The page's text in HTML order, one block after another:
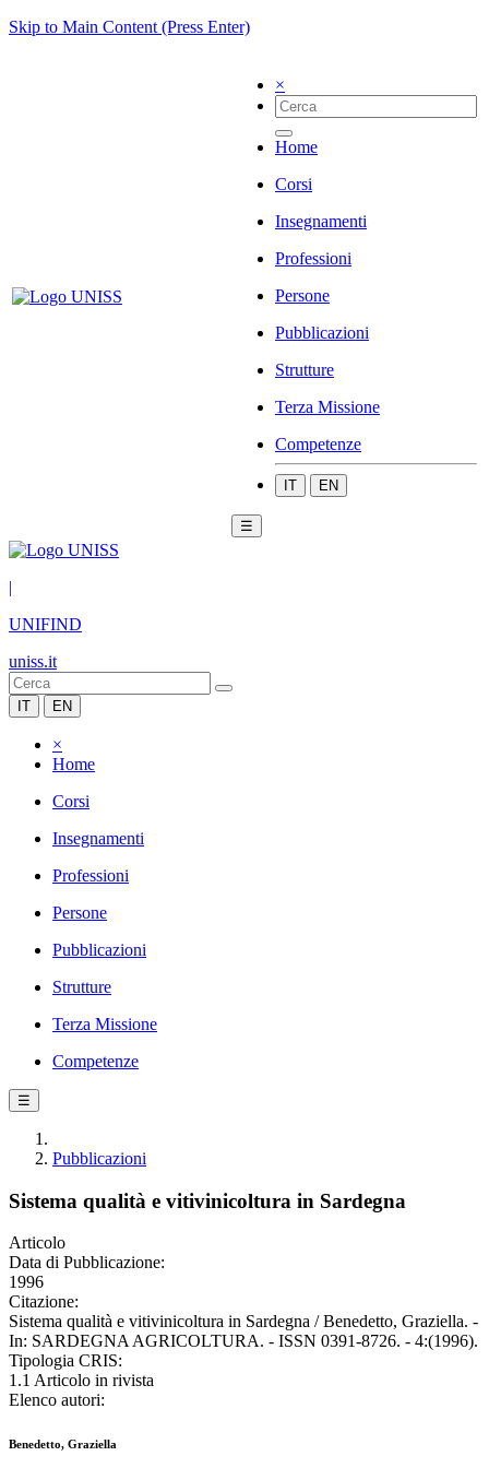
Skip to Main Content (Press Enter)
×
Home
Corsi
Insegnamenti
Professioni
Persone
Pubblicazioni
Strutture
Terza Missione
Competenze
IT EN
☰
|
UNIFIND
uniss.it
IT EN
×
Home
Corsi
Insegnamenti
Professioni
Persone
Pubblicazioni
Strutture
Terza Missione
Competenze
☰
Pubblicazioni
Sistema qualità e vitivinicoltura in Sardegna
Articolo
Data di Pubblicazione:
1996
Citazione:
Sistema qualità e vitivinicoltura in Sardegna / Benedetto, Graziella. -
In: SARDEGNA AGRICOLTURA. - ISSN 0391-8726. - 4:(1996).
Tipologia CRIS:
1.1 Articolo in rivista
Elenco autori:
Benedetto, Graziella